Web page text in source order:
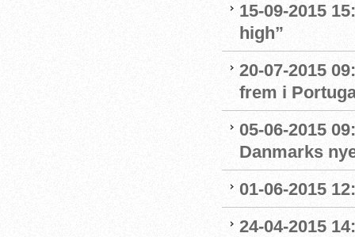
15-09-2015
high”
20-07-2015
frem i
05-06-2015
Danmarks
01-06-2015
24-04-2015